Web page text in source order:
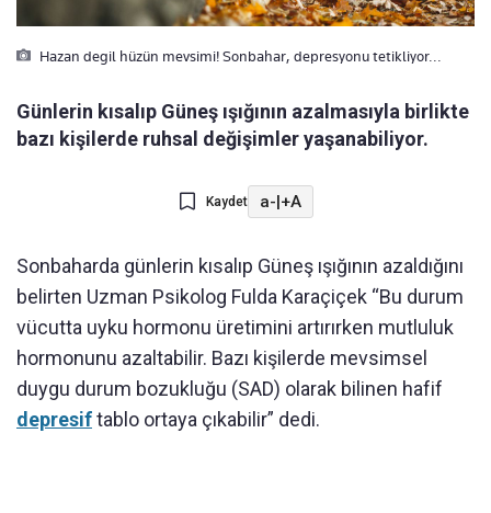
Hazan degil hüzün mevsimi! Sonbahar, depresyonu tetikliyor...
Günlerin kısalıp Güneş ışığının azalmasıyla birlikte
bazı kişilerde ruhsal değişimler yaşanabiliyor.
Kaydet a-|+A
Sonbaharda günlerin kısalıp Güneş ışığının azaldığını
belirten Uzman Psikolog Fulda Karaçiçek “Bu durum
vücutta uyku hormonu üretimini artırırken mutluluk
hormonunu azaltabilir. Bazı kişilerde mevsimsel
duygu durum bozukluğu (SAD) olarak bilinen hafif
depresiftablo ortaya çıkabilir” dedi.